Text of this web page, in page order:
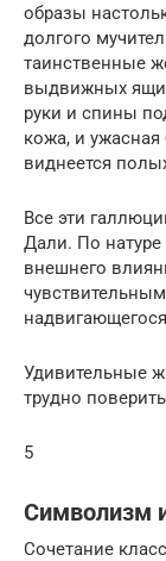
образы
долгого
таинственные
выдвижных
руки и спины
кожа, и ужасная
виднеется
Все эти
Дали. По
внешнего
Удивительные
трудно
5
Символизм
Сочетание